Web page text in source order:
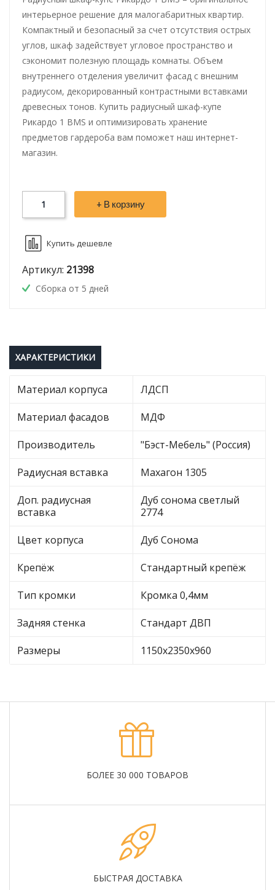
интерьерное решение для малогабаритных квартир.
Компактный и безопасный за счет отсутствия острых
углов, шкаф задействует угловое пространство и
сэкономит полезную площадь комнаты. Объем
внутреннего отделения увеличит фасад с внешним
радиусом, декорированный контрастными вставками
древесных тонов. Купить радиусный шкаф-купе
Рикардо 1 BMS и оптимизировать хранение
предметов гардероба вам поможет наш интернет-
магазин.
+ В корзину
Купить дешевле
Артикул: 21398
Сборка от 5 дней
ХАРАКТЕРИСТИКИ
Материал корпуса ЛДСП
Материал фасадов МДФ
Производитель "Бэст-Мебель" (Россия)
Радиусная вставка Махагон 1305
Доп. радиусная
вставка
Дуб сонома светлый
2774
Цвет корпуса Дуб Сонома
Крепёж Стандартный крепёж
Тип кромки Кромка 0,4мм
Задняя стенка Стандарт ДВП
Размеры 1150х2350х960
БОЛЕЕ 30 000 ТОВАРОВ
БЫСТРАЯ ДОСТАВКА